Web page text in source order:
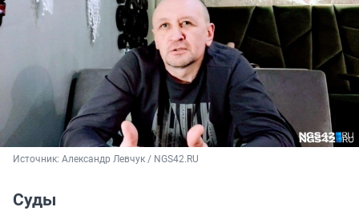
Источник: Александр Левчук / NGS42.RU
Суды